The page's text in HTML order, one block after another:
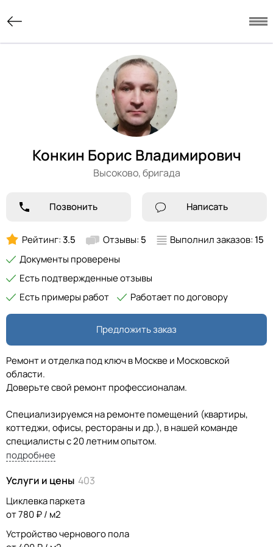
Конкин Борис Владимирович
Высоково,бригада
Позвонить Написать
Рейтинг:3.5 Отзывы: 5 Выполнил заказов: 15
Документы проверены
Есть подтвержденные отзывы
Есть примеры работ
Работает по договору
Предложить заказ
Ремонт и отделка под ключ в Москве и Московской
области.
Доверьте свой ремонт профессионалам.
Специализируемся на ремонте помещений (квартиры,
коттеджи, офисы, рестораны и др.), в нашей команде
специалисты с 20 летним опытом.
проект помещения в современном стиле, учитывая ваш
вкус, потребности, желания и предпочтения. Подберет
мебель и необходимый декор.
Ремонт под ключ - от сырого помещения в новостройке до
подробнее
Услуги и цены 403
Циклевка паркета
от 780 ₽ / м2
Устройство чернового пола